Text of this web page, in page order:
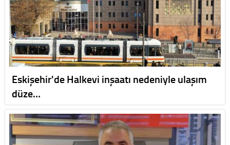
Eskişehir'de Halkevi inşaatı nedeniyle ulaşım
düze…